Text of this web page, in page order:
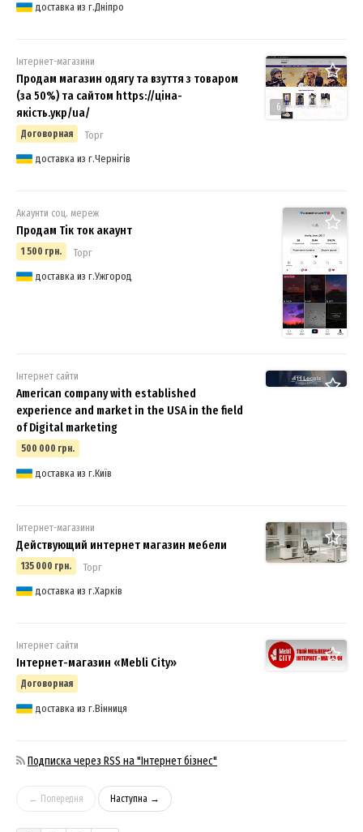
доставка из г.Дніпро
6
Інтернет-магазини
Продам магазин одягу та взуття з товаром
(за 50%) та сайтом https://ціна-
якість.укр/ua/
Договорная
Торг
доставка из г.Чернігів
Акаунти соц. мереж
Продам Тік ток акаунт
1 500 грн.
Торг
доставка из г.Ужгород
Інтернет сайти
American company with established
experience and market in the USA in the field
of Digital marketing
500 000 грн.
доставка из г.Київ
Інтернет-магазини
Действующий интернет магазин мебели
135 000 грн.
Торг
доставка из г.Харків
Інтернет сайти
Інтернет-магазин «Mebli City»
Договорная
доставка из г.Вінниця
Подписка через RSS на "Інтернет бізнес"
← Попередня Наступна →